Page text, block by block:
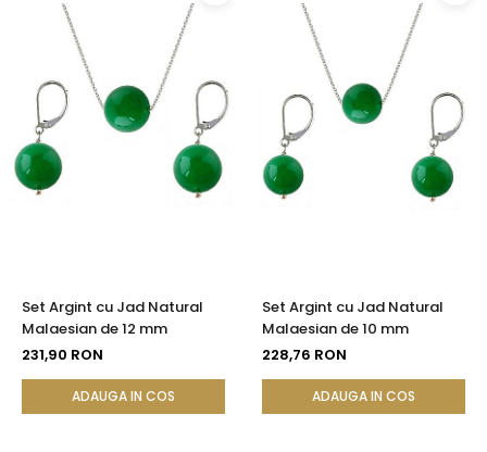
Set Argint cu Jad Natural
Malaesian de 12 mm
231,90 RON
ADAUGA IN COS
Set Argint cu Jad Natural
Malaesian de 10 mm
228,76 RON
ADAUGA IN COS